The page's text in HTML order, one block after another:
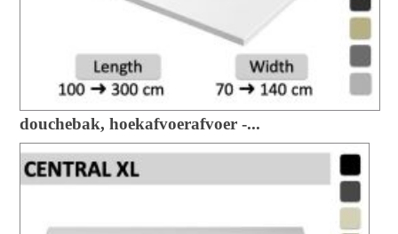
douchebak, hoekafvoerafvoer -...